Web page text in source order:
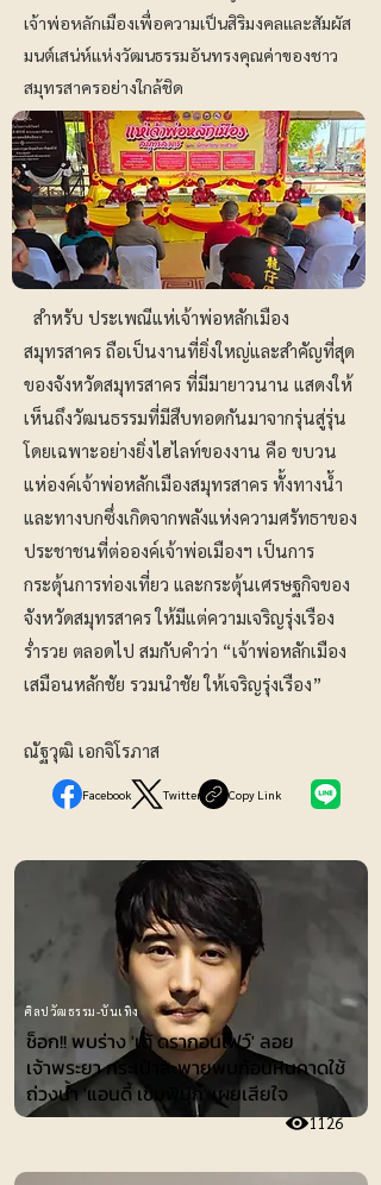
เจ้าพ่อหลักเมืองเพื่อความเป็นสิริมงคลและสัมผัส
มนต์เสน่ห์แห่งวัฒนธรรมอันทรงคุณค่าของชาว
สมุทรสาครอย่างใกล้ชิด
สำหรับ ประเพณีแห่เจ้าพ่อหลักเมือง
สมุทรสาคร ถือเป็นงานที่ยิ่งใหญ่และสำคัญที่สุด
ของจังหวัดสมุทรสาคร ที่มีมายาวนาน แสดงให้
เห็นถึงวัฒนธรรมที่มีสืบทอดกันมาจากรุ่นสู่รุ่น
โดยเฉพาะอย่างยิ่งไฮไลท์ของงาน คือ ขบวน
แห่องค์เจ้าพ่อหลักเมืองสมุทรสาคร ทั้งทางน้ำ
และทางบกซึ่งเกิดจากพลังแห่งความศรัทธาของ
ประชาชนที่ต่อองค์เจ้าพ่อเมืองฯ เป็นการ
กระตุ้นการท่องเที่ยว และกระตุ้นเศรษฐกิจของ
จังหวัดสมุทรสาคร ให้มีแต่ความเจริญรุ่งเรือง
ร่ำรวย ตลอดไป สมกับคำว่า “เจ้าพ่อหลักเมือง
เสมือนหลักชัย รวมนำชัย ให้เจริญรุ่งเรือง”
ณัฐวุฒิ เอกจิโรภาส
Facebook Twitter Copy Link
ศิลปวัฒธรรม-บันเทิง
ช็อก!! พบร่าง 'เต้ ดรากอนไฟว์' ลอย
เจ้าพระยา กระเป๋าสะพายพบก้อนหินคาดใช้
ถ่วงน้ำ 'แอนดี้ เข็มพิมุก' เผยเสียใจ
1126